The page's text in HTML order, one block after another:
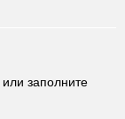
или заполните